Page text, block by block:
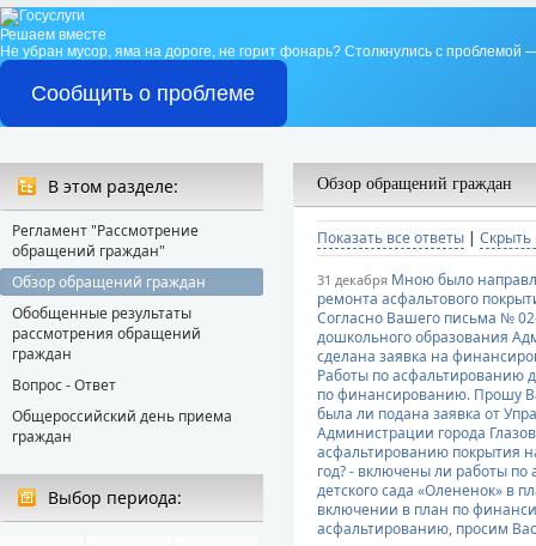
Решаем вместе
Не убран мусор, яма на дороге, не горит фонарь? Столкнулись с проблемой
Сообщить о проблеме
В этом разделе:
Регламент "Рассмотрение
обращений граждан"
Обзор обращений граждан
Обобщенные результаты
рассмотрения обращений
граждан
Вопрос - Ответ
Общероссийский день приема
граждан
Выбор периода:
Обзор обращений граждан
Показать все ответы | Скрыть
31 декабря Мною было
ремонта асфальтового
Согласно Вашего письма №
дошкольного образования
сделана заявка на
Работы по асфальтированию
по финансированию. Прошу
была ли подана заявка от
Администрации города
асфальтированию покрытия
год? - включены ли работы
детского сада «Олененок» в
включении в план по
асфальтированию, просим